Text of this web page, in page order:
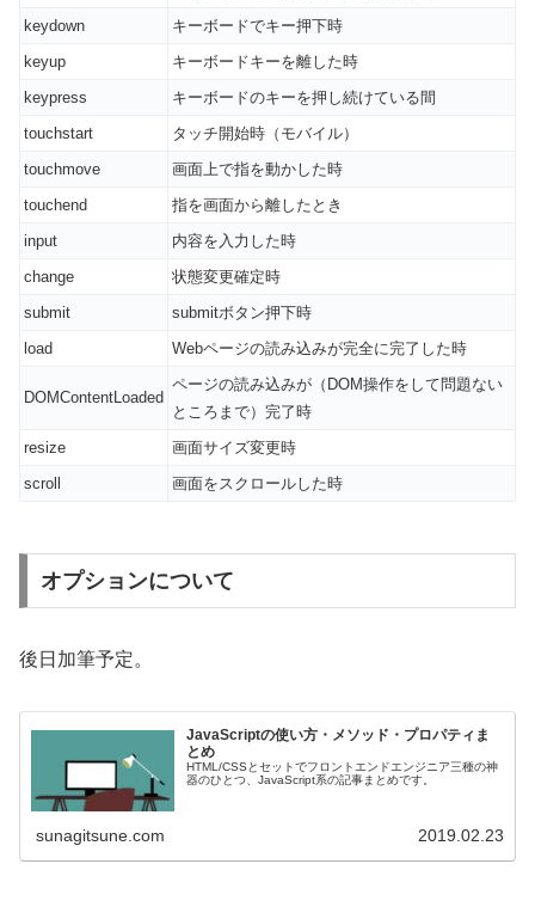
keydown
キーボードでキー押下時
keyup
キーボードキーを離した時
keypress
キーボードのキーを押し続けている間
touchstart
タッチ開始時（モバイル）
touchmove
画面上で指を動かした時
touchend
指を画面から離したとき
input
内容を入力した時
change
状態変更確定時
submit
submitボタン押下時
load
Webページの読み込みが完全に完了した時
DOMContentLoaded
ページの読み込みが（DOM操作をして問題ない
ところまで）完了時
resize
画面サイズ変更時
scroll
画面をスクロールした時
オプションについて
後日加筆予定。
JavaScriptの使い方・メソッド・プロパティま
とめ
HTML/CSSとセットでフロントエンドエンジニア三種の神
器のひとつ、JavaScript系の記事まとめです。
sunagitsune.com 2019.02.23